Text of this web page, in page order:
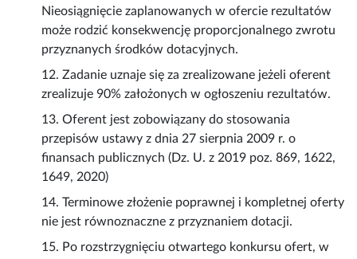
Nieosiągnięcie zaplanowanych w ofercie rezultatów
może rodzić konsekwencję proporcjonalnego zwrotu
przyznanych środków dotacyjnych.
12. Zadanie uznaje się za zrealizowane jeżeli oferent
zrealizuje 90% założonych w ogłoszeniu rezultatów.
13. Oferent jest zobowiązany do stosowania
przepisów ustawy z dnia 27 sierpnia 2009 r. o
finansach publicznych (Dz. U. z 2019 poz. 869, 1622,
1649, 2020)
14. Terminowe złożenie poprawnej i kompletnej oferty
nie jest równoznaczne z przyznaniem dotacji.
15. Po rozstrzygnięciu otwartego konkursu ofert, w